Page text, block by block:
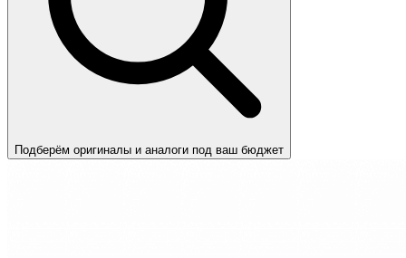
Подберём оригиналы и аналоги под ваш бюджет